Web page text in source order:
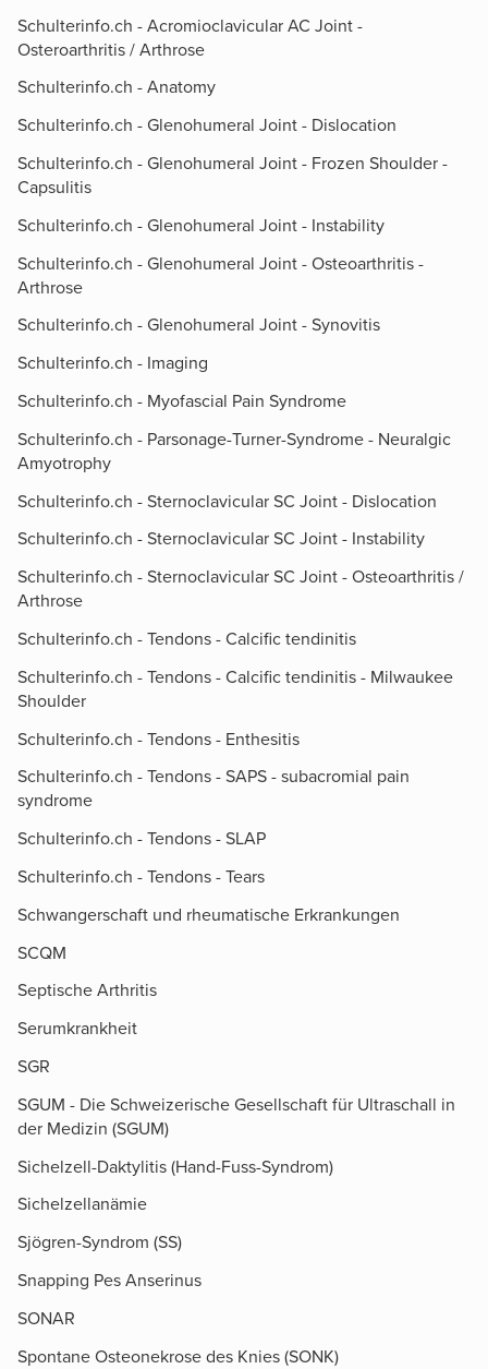
Schulterinfo.ch - Acromioclavicular AC Joint -
Osteroarthritis / Arthrose
Schulterinfo.ch - Anatomy
Schulterinfo.ch - Glenohumeral Joint - Dislocation
Schulterinfo.ch - Glenohumeral Joint - Frozen Shoulder -
Capsulitis
Schulterinfo.ch - Glenohumeral Joint - Instability
Schulterinfo.ch - Glenohumeral Joint - Osteoarthritis -
Arthrose
Schulterinfo.ch - Glenohumeral Joint - Synovitis
Schulterinfo.ch - Imaging
Schulterinfo.ch - Myofascial Pain Syndrome
Schulterinfo.ch - Parsonage-Turner-Syndrome - Neuralgic
Amyotrophy
Schulterinfo.ch - Sternoclavicular SC Joint - Dislocation
Schulterinfo.ch - Sternoclavicular SC Joint - Instability
Schulterinfo.ch - Sternoclavicular SC Joint - Osteoarthritis /
Arthrose
Schulterinfo.ch - Tendons - Calcific tendinitis
Schulterinfo.ch - Tendons - Calcific tendinitis - Milwaukee
Shoulder
Schulterinfo.ch - Tendons - Enthesitis
Schulterinfo.ch - Tendons - SAPS - subacromial pain
syndrome
Schulterinfo.ch - Tendons - SLAP
Schulterinfo.ch - Tendons - Tears
Schwangerschaft und rheumatische Erkrankungen
SCQM
Septische Arthritis
Serumkrankheit
SGR
SGUM - Die Schweizerische Gesellschaft für Ultraschall in
der Medizin (SGUM)
Sichelzell-Daktylitis (Hand-Fuss-Syndrom)
Sichelzellanämie
Sjögren-Syndrom (SS)
Snapping Pes Anserinus
SONAR
Spontane Osteonekrose des Knies (SONK)